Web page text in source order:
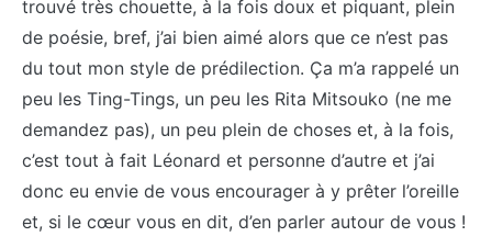
trouvé très chouette, à la fois doux et piquant, plein
de poésie, bref, j’ai bien aimé alors que ce n’est pas
du tout mon style de prédilection. Ça m’a rappelé un
peu les Ting-Tings, un peu les Rita Mitsouko (ne me
demandez pas), un peu plein de choses et, à la fois,
c’est tout à fait Léonard et personne d’autre et j’ai
donc eu envie de vous encourager à y prêter l’oreille
et, si le cœur vous en dit, d’en parler autour de vous !